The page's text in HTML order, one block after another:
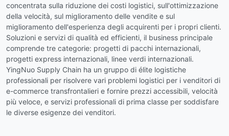
concentrata sulla riduzione dei costi logistici, sull'ottimizzazione
della velocità, sul miglioramento delle vendite e sul
miglioramento dell'esperienza degli acquirenti per i propri clienti.
Soluzioni e servizi di qualità ed efficienti, il business principale
comprende tre categorie: progetti di pacchi internazionali,
progetti express internazionali, linee verdi internazionali.
YingNuo Supply Chain ha un gruppo di élite logistiche
professionali per risolvere vari problemi logistici per i venditori di
e-commerce transfrontalieri e fornire prezzi accessibili, velocità
più veloce, e servizi professionali di prima classe per soddisfare
le diverse esigenze dei venditori.